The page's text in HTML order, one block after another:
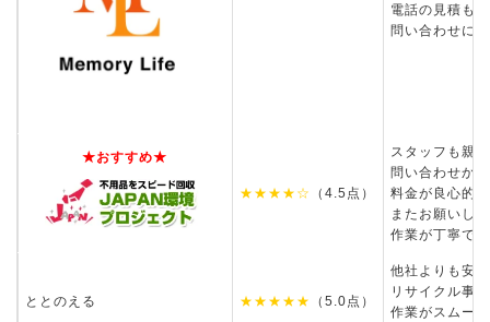
電話の見積も
問い合わせに
★おすすめ★
★★★★☆ （4.5点）
スタッフも親
問い合わせか
料金が良心的
またお願いし
作業が丁寧で
ととのえる ★★★★★ （5.0点）
他社よりも安
リサイクル事
作業がスムー